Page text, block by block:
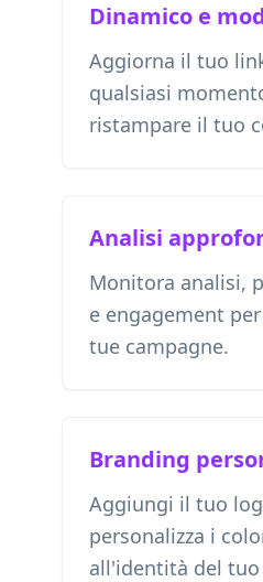
Dinamico e
Aggiorna il tuo
qualsiasi
ristampare il tuo
Analisi
Monitora analisi,
e engagement
tue campagne.
Branding
Aggiungi il tuo
personalizza i
all'identità del